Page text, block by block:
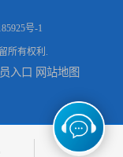
号-1
所有权利.
入口 网站地图